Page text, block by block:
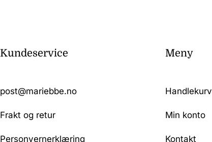
Kundeservice
post@mariebbe.no
Frakt og retur
Personvernerklæring
Meny
Handlekurv
Min konto
Kontakt